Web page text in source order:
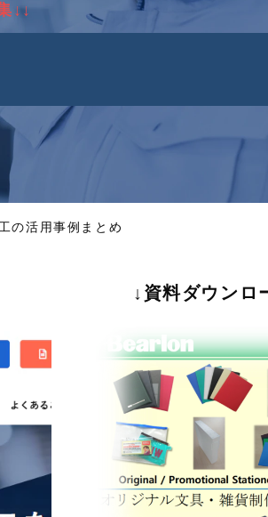
↓↓
の活用事例まとめ
↓資料ダウンロ